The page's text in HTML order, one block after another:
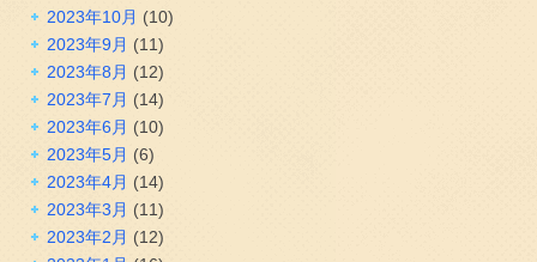
2023年10月 (10)
2023年9月 (11)
2023年8月 (12)
2023年7月 (14)
2023年6月 (10)
2023年5月 (6)
2023年4月 (14)
2023年3月 (11)
2023年2月 (12)